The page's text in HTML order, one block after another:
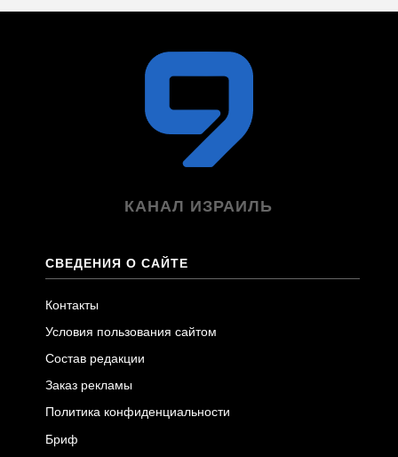
КАНАЛ ИЗРАИЛЬ
СВЕДЕНИЯ О САЙТЕ
Контакты
Условия пользования сайтом
Состав редакции
Заказ рекламы
Политика конфиденциальности
Бриф